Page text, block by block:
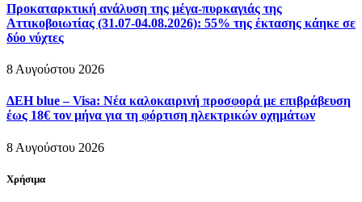
Προκαταρκτική ανάλυση της μέγα-πυρκαγιάς της
Αττικοβοιωτίας (31.07-04.08.2026): 55% της έκτασης κάηκε σε
δύο νύχτες
8 Αυγούστου 2026
ΔΕΗ blue – Visa: Νέα καλοκαιρινή προσφορά με επιβράβευση
έως 18€ τον μήνα για τη φόρτιση ηλεκτρικών οχημάτων
8 Αυγούστου 2026
Χρήσιμα